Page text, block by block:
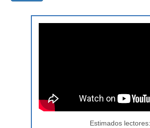
Estimados lectores: